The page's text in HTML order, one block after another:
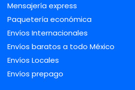
Mensajería express
Paquetería económica
Envíos Internacionales
Envíos baratos a todo México
Envíos Locales
Envíos prepago